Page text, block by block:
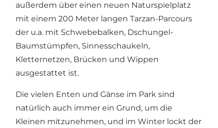
außerdem über einen neuen Naturspielplatz
mit einem 200 Meter langen Tarzan-Parcours
der u.a. mit Schwebebalken, Dschungel-
Baumstümpfen, Sinnesschaukeln,
Kletternetzen, Brücken und Wippen
ausgestattet ist.
Die vielen Enten und Gänse im Park sind
natürlich auch immer ein Grund, um die
Kleinen mitzunehmen, und im Winter lockt der